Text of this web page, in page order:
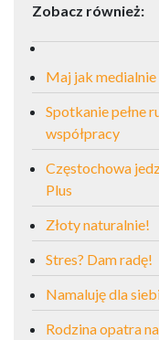
Zobacz również:
Maj jak medialnie
Spotkanie pełne
współpracy
Częstochowa
Plus
Złoty naturalnie!
Stres? Dam radę!
Namaluję dla
Rodzina opatra